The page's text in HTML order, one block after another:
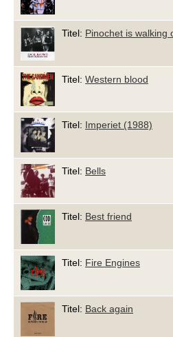
Titel: Pinochet is walking
Titel: Western blood
Titel: Imperiet (1988)
Titel: Bells
Titel: Best friend
Titel: Fire Engines
Titel: Back again